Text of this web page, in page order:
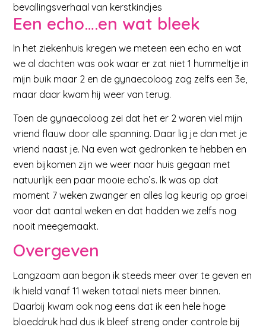
bevallingsverhaal van kerstkindjes
Een echo….en wat bleek
In het ziekenhuis kregen we meteen een echo en wat
we al dachten was ook waar er zat niet 1 hummeltje in
mijn buik maar 2 en de gynaecoloog zag zelfs een 3e,
maar daar kwam hij weer van terug.
Toen de gynaecoloog zei dat het er 2 waren viel mijn
vriend flauw door alle spanning. Daar lig je dan met je
vriend naast je. Na even wat gedronken te hebben en
even bijkomen zijn we weer naar huis gegaan met
natuurlijk een paar mooie echo’s. Ik was op dat
moment 7 weken zwanger en alles lag keurig op groei
voor dat aantal weken en dat hadden we zelfs nog
nooit meegemaakt.
Overgeven
Langzaam aan begon ik steeds meer over te geven en
ik hield vanaf 11 weken totaal niets meer binnen.
Daarbij kwam ook nog eens dat ik een hele hoge
bloeddruk had dus ik bleef streng onder controle bij